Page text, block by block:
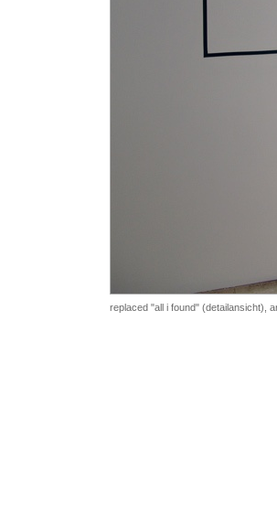
replaced "all i found" (detailansicht),